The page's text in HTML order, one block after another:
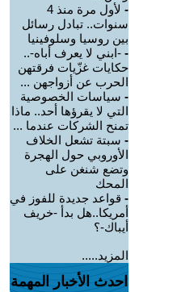
-
لأول مرة منذ 4
سنوات.. تبادل رسائل
بين روسيا وسلوفينيا
- -ابني لا يعرف أباه-..
حكايات غزّيات فرقتهن
الحرب عن أزواجهن ...
- سياسات الخصوصية
التي لا يقرؤها أحد.. ماذا
تمنح الشركات عندما ...
- سبتة تشعل الخلاف
الأوروبي حول الهجرة
وتضع شنغن على
المحك
- قواعد جديدة للفوز في
أمريكا..هل بدأ -خريف
أيباك-؟
المزيد.....
احدث الأخبار المهمة